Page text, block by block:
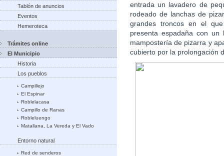
Tablón de anuncios
Eventos
Hemeroteca
Trámites online
El Municipio
Historia
Los pueblos
Campillejo
El Espinar
Roblelacasa
Campillo de Ranas
Robleluengo
Matallana, La Vereda y El Vado
Entorno natural
Red de senderos
entrada un lavadero de
rodeado de lanchas de
grandes troncos en el
presenta espadaña con un
mampostería de pizarra y
cubierto por la prolongación